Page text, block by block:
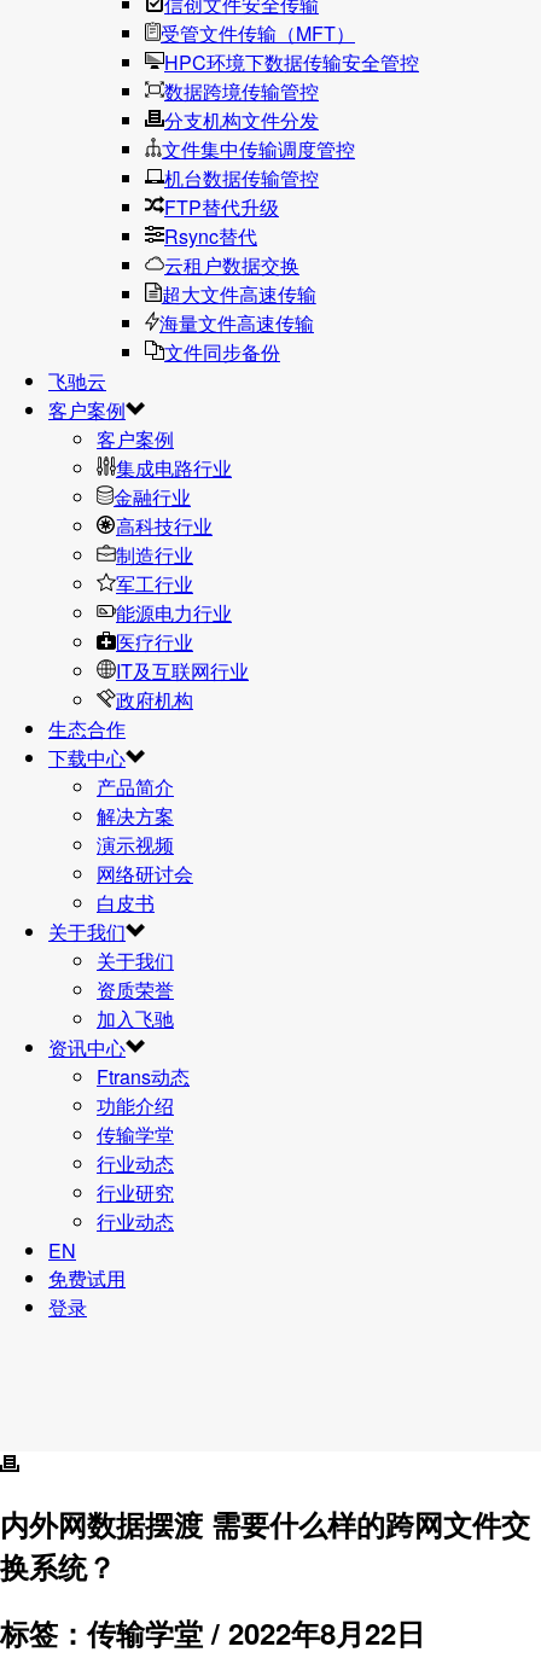
受管文件传输（MFT）
HPC环境下数据传输安全管控
数据跨境传输管控
分支机构文件分发
文件集中传输调度管控
机台数据传输管控
FTP替代升级
Rsync替代
云租户数据交换
超大文件高速传输
海量文件高速传输
文件同步备份
飞驰云
客户案例
客户案例
集成电路行业
金融行业
高科技行业
制造行业
军工行业
能源电力行业
医疗行业
IT及互联网行业
政府机构
生态合作
下载中心
产品简介
解决方案
演示视频
网络研讨会
白皮书
关于我们
关于我们
资质荣誉
加入飞驰
资讯中心
Ftrans动态
功能介绍
传输学堂
行业动态
行业研究
行业动态
EN
免费试用
登录
内外网数据摆渡 需要什么样的跨网文件交
换系统？
标签：传输学堂 / 2022年8月22日